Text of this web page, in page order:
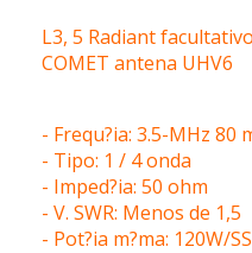
L3, 5 Radiant
COMET antena UHV6
- Frequ?ia: 3.5-MHz 80
- Tipo: 1 / 4 onda
- Imped?ia: 50 ohm
- V. SWR: Menos de 1,5
- Pot?ia m?ma: 120W/